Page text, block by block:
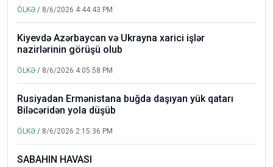
ÖLKƏ / 8/6/2026 4:44:43 PM
Kiyevdə Azərbaycan və Ukrayna xarici işlər
nazirlərinin görüşü olub
ÖLKƏ / 8/6/2026 4:05:58 PM
Rusiyadan Ermənistana buğda daşıyan yük qatarı
Biləcəridən yola düşüb
ÖLKƏ / 8/6/2026 2:15:36 PM
SABAHIN HAVASI